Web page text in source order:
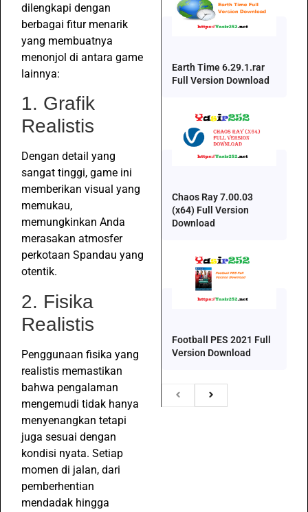
dilengkapi dengan
berbagai fitur menarik
yang membuatnya
menonjol di antara game
lainnya:
1. Grafik
Realistis
Dengan detail yang
sangat tinggi, game ini
memberikan visual yang
memukau,
memungkinkan Anda
merasakan atmosfer
perkotaan Spandau yang
otentik.
2. Fisika
Realistis
Penggunaan fisika yang
realistis memastikan
bahwa pengalaman
mengemudi tidak hanya
menyenangkan tetapi
juga sesuai dengan
kondisi nyata. Setiap
momen di jalan, dari
pemberhentian
mendadak hingga
Earth Time 6.29.1.rar
Full Version Download
Chaos Ray 7.00.03
(x64) Full Version
Download
Football PES 2021 Full
Version Download